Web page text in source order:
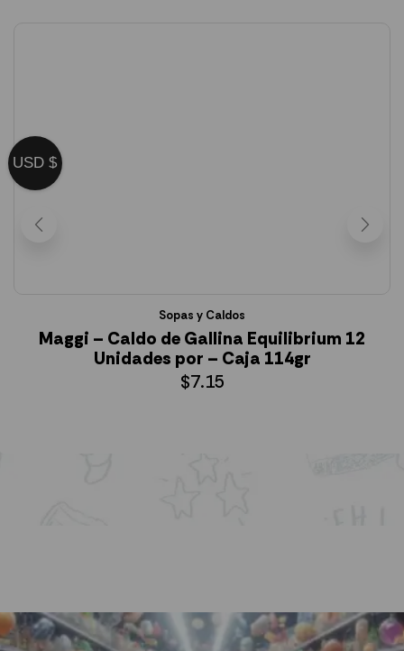
Sopas y Caldos
Maggi – Caldo de Gallina Equilibrium 12
Unidades por – Caja 114gr
$7.15
USD $